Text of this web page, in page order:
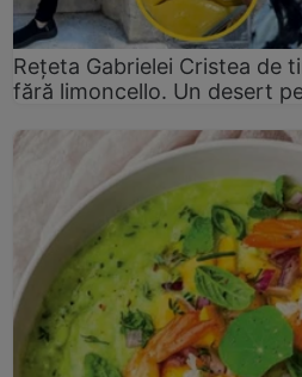
Rețeta Gabrielei Cristea de
fără limoncello. Un desert